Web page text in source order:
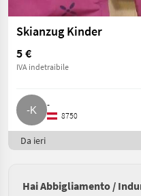
Skianzug Kinder
5 €
IVA indetraibile
-
8750
Da ieri
Hai Abbigliamento /